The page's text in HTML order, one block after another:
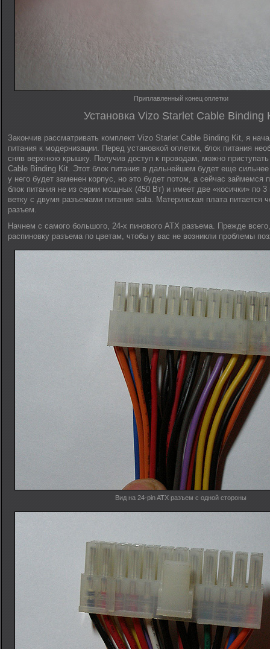
Приплавленный конец оплетки
Установка Vizo Starlet Cable Binding
Закончив рассматривать комплект Vizo Starlet Cable Binding Kit, я
питания к модернизации. Перед установкой оплетки, блок питания
сняв верхнюю крышку. Получив доступ к проводам, можно
Cable Binding Kit. Этот блок питания в дальнейшем будет еще
у него будет заменен корпус, но это будет потом, а сейчас займемся
блок питания не из серии мощных (450 Вт) и имеет две «косички» по
ветку с двумя разъемами питания sata. Материнская плата питается
разъем.
Начнем с самого большого, 24-х пинового ATX разъема. Прежде
распиновку разъема по цветам, чтобы у вас не возникли проблемы
Вид на 24-pin ATX разъем с одной стороны